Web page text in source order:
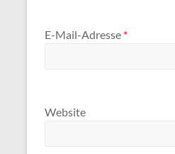
E-Mail-Adresse *
Website